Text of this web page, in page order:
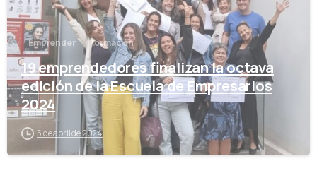
Emprender Formación
19 emprendedores finalizan la octava
edición de la Escuela de Empresarios
2024
5 de abril de 2024